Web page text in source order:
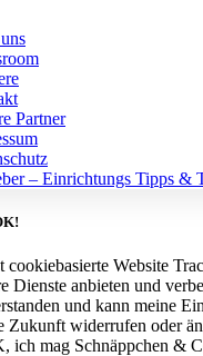
Partner
– Einrichtungs Tipps &
Website
Dienste anbieten und
und kann meine
Zukunft widerrufen oder
ich mag Schnäppchen &